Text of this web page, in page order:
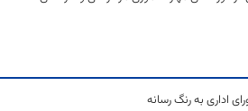
اداری به رنگ رسانه